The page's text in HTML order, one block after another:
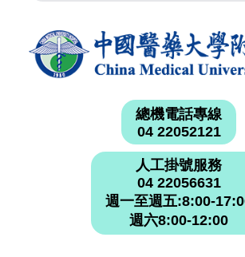
總機電話專線
04 22052121
人工掛號服務
04 22056631
週一至週五:8:00-
週六8:00-12:00